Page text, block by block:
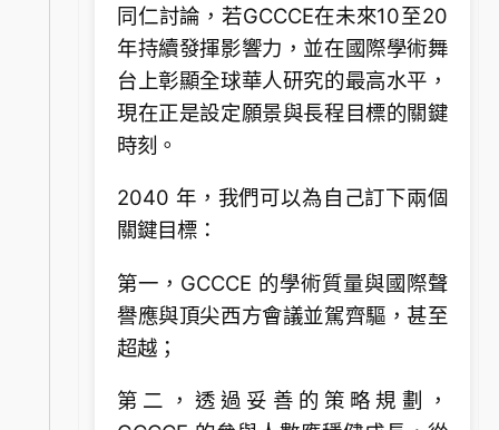
同仁討論，若GCCCE在未來10至20
年持續發揮影響力，並在國際學術舞
台上彰顯全球華人研究的最高水平，
現在正是設定願景與長程目標的關鍵
時刻。
2040 年，我們可以為自己訂下兩個
關鍵目標：
第一，GCCCE 的學術質量與國際聲
譽應與頂尖西方會議並駕齊驅，甚至
超越；
第二，透過妥善的策略規劃，